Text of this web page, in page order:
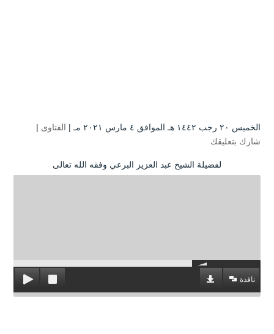
الخميس ۲۰ رجب ۱٤٤۲ هـ الموافق ٤ مارس ۲۰۲۱ مـ | الفتاوى |
شارك بتعليقك
لفضيلة الشيخ عبد العزيز البرعي وفقه الله تعالى
نافذة